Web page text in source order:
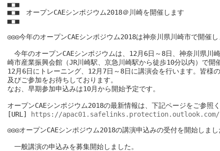
■□■
■□■　オープンCAEシンポジウム2018＠川崎を開催します
■□■
◎◎◎今年のオープンCAEシンポジウム2018は神奈川県川崎市で開催
今年のオープンCAEシンポジウムは、12月6日～8日、神奈川県川
崎市産業振興会館（JR川崎駅、京急川崎駅から徒歩10分以内）で開
12月6日にトレーニング、12月7日～8日に講演会を行います。皆様
及びご参加をお待ちしております。
なお、早期参加申込みは10月から開始予定です。
オープンCAEシンポジウム2018の最新情報は、下記ページをご参照
[URL]
https://apac01.safelinks.protection.outlook.com/
◎◎◎オープンCAEシンポジウム2018の講演申込みの受付を開始しまし
一般講演の申込みを募集開始しました。